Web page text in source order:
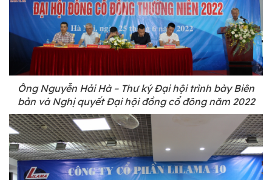
Ông Nguyễn Hải Hà – Thư ký Đại hội trình bày Biên
bản và Nghị quyết Đại hội đồng cổ đông năm 2022